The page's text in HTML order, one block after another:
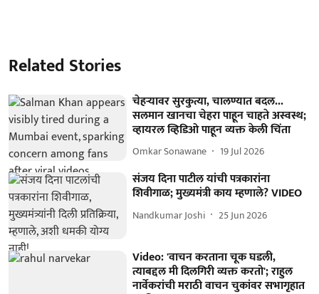
Related Stories
चेहऱ्यावर सुरकुत्या, चालण्यात बदल...
सलमान खानचा चेहरा पाहून चाहते अस्वस्थ;
व्हायरल व्हिडिओ पाहून व्यक्त केली चिंता
Omkar Sonawane 19 Jul 2026
संजय दिना पाटील यांची पत्रकारांना
शिवीगाळ; मुख्यमंत्री काय म्हणाले? VIDEO
Nandkumar Joshi 25 Jun 2026
Video: 'वाचन करताना चूक घडली,
त्याबद्दल मी दिलगिरी व्यक्त करतो'; राहुल
नार्वेकरांची मराठी वाचन चुकांवर सभागृहात